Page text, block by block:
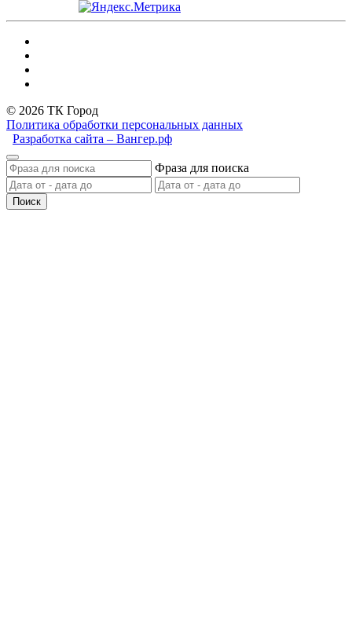
© 2026 ТК Город
Политика обработки персональных данных
Разработка сайта – Вангер.рф
Фраза для поиска
Поиск